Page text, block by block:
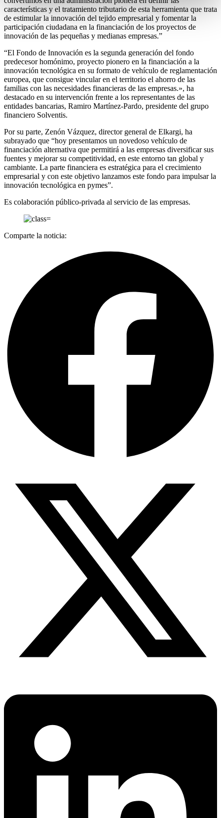
características y el tratamiento tributario de esta herramienta que trata
de estimular la innovación del tejido empresarial y fomentar la
participación ciudadana en la financiación de los proyectos de
innovación de las pequeñas y medianas empresas.”
“El Fondo de Innovación es la segunda generación del fondo
predecesor homónimo, proyecto pionero en la financiación a la
innovación tecnológica en su formato de vehículo de reglamentación
europea, que consigue vincular en el territorio el ahorro de las
familias con las necesidades financieras de las empresas.», ha
destacado en su intervención frente a los representantes de las
entidades bancarias, Ramiro Martínez-Pardo, presidente del grupo
financiero Solventis.
Por su parte, Zenón Vázquez, director general de Elkargi, ha
subrayado que “hoy presentamos un novedoso vehículo de
financiación alternativa que permitirá a las empresas diversificar sus
fuentes y mejorar su competitividad, en este entorno tan global y
cambiante. La parte financiera es estratégica para el crecimiento
empresarial y con este objetivo lanzamos este fondo para impulsar la
innovación tecnológica en pymes”.
Es colaboración público-privada al servicio de las empresas.
Comparte la noticia: